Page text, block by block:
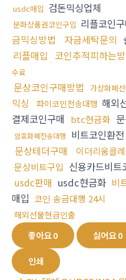
usdc매입 검돈믹싱업체
문화상품권코인구입 리플코인
금믹싱방법
자금세탁문의
리플매입 코인추적피하는
수료
문상코인구매방법 가상화폐
믹싱
파이코인전송대행 해외
결제코인구매
btc현금화
암호화폐전송대행
비트코인환전
문상테더구매
이더리움클
문상비트구입 신용카드비트
usdc판매 usdc현금화 비
매입 코인 송금대행 24시
해외선물현금인출
좋아요0 싫어요0
인쇄